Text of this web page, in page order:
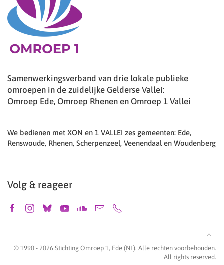
Samenwerkingsverband van drie lokale publieke
omroepen in de zuidelijke Gelderse Vallei:
Omroep Ede, Omroep Rhenen en Omroep 1 Vallei
We bedienen met XON en 1 VALLEI zes gemeenten: Ede,
Renswoude, Rhenen, Scherpenzeel, Veenendaal en Woudenberg
Volg & reageer
© 1990 - 2026 Stichting Omroep 1, Ede (NL). Alle rechten voorbehouden.
All rights reserved.